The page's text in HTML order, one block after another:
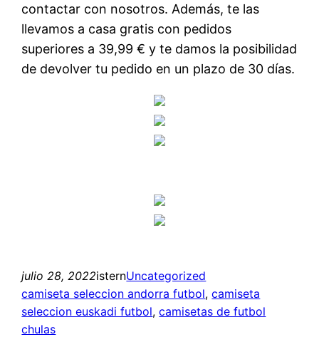
contactar con nosotros. Además, te las
llevamos a casa gratis con pedidos
superiores a 39,99 € y te damos la posibilidad
de devolver tu pedido en un plazo de 30 días.
julio 28, 2022isternUncategorized
camiseta seleccion andorra futbol, camiseta
seleccion euskadi futbol, camisetas de futbol
chulas